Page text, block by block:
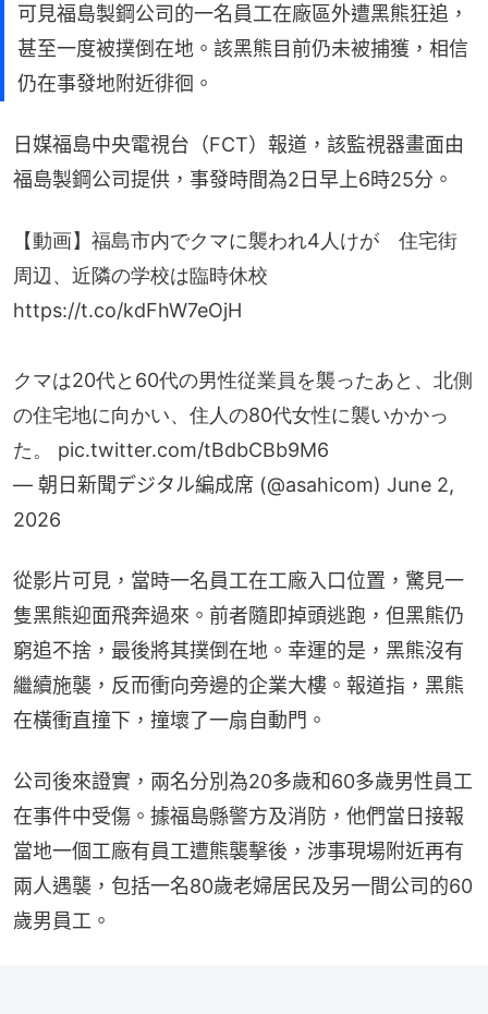
可見福島製鋼公司的一名員工在廠區外遭黑熊狂追，
甚至一度被撲倒在地。該黑熊目前仍未被捕獲，相信
仍在事發地附近徘徊。
日媒福島中央電視台（FCT）報道，該監視器畫面由
福島製鋼公司提供，事發時間為2日早上6時25分。
【動画】福島市内でクマに襲われ4人けが 住宅街
周辺、近隣の学校は臨時休校
https://t.co/kdFhW7eOjH
クマは20代と60代の男性従業員を襲ったあと、北側
の住宅地に向かい、住人の80代女性に襲いかかっ
た。 pic.twitter.com/tBdbCBb9M6
— 朝日新聞デジタル編成席 (@asahicom) June 2,
2026
從影片可見，當時一名員工在工廠入口位置，驚見一
隻黑​​熊迎面飛奔過來。前者隨即掉頭逃跑，但黑熊仍
窮追不捨，最後將其撲倒在地。幸運的是，黑熊沒有
繼續施襲，反而衝向旁邊的企業大樓。報道指，黑熊
在橫衝直撞下，撞壞了一扇自動門。
公司後來證實，兩名分別為20多歲和60多歲男性員工
在事件中受傷。據福島縣警方及消防，他們當日接報
當地一個工廠有員工遭熊襲擊後，涉事現場附近再有
兩人遇襲，包括一名80歲老婦居民及另一間公司的60
歲男員工。